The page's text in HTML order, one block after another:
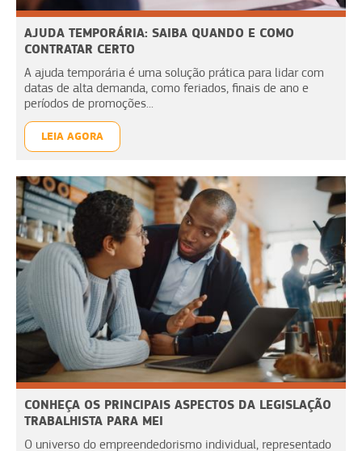
AJUDA TEMPORÁRIA: SAIBA QUANDO E COMO
CONTRATAR CERTO
A ajuda temporária é uma solução prática para lidar com
datas de alta demanda, como feriados, finais de ano e
períodos de promoções...
LEIA AGORA
CONHEÇA OS PRINCIPAIS ASPECTOS DA LEGISLAÇÃO
TRABALHISTA PARA MEI
O universo do empreendedorismo individual, representado